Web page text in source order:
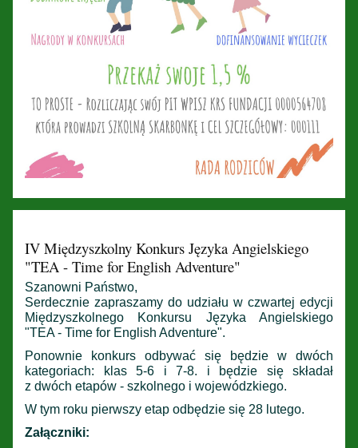
IV Międzyszkolny Konkurs Języka Angielskiego
"TEA - Time for English Adventure"
Szanowni Państwo,
Serdecznie zapraszamy do udziału w czwartej edycji
Międzyszkolnego Konkursu Języka Angielskiego
"TEA - Time for English Adventure".
Ponownie konkurs odbywać się będzie w dwóch
kategoriach: klas 5-6 i 7-8. i będzie się składał
z dwóch etapów - szkolnego i wojewódzkiego.
W tym roku pierwszy etap odbędzie się 28 lutego.
Załączniki: